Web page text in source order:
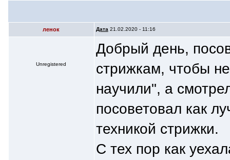
ленок Дата 21.02.2020 - 11:16
Unregistered
Добрый день,
стрижкам, чтобы
научили", а
посоветовал как
техникой стрижки.
С тех пор как